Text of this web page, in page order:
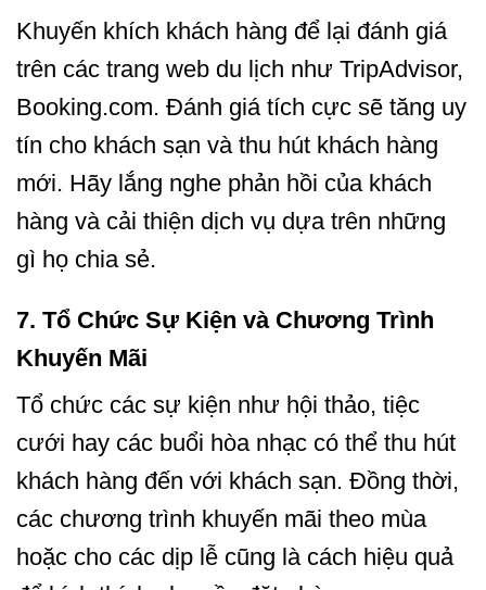
Khuyến khích khách hàng để lại đánh giá
trên các trang web du lịch như TripAdvisor,
Booking.com. Đánh giá tích cực sẽ tăng uy
tín cho khách sạn và thu hút khách hàng
mới. Hãy lắng nghe phản hồi của khách
hàng và cải thiện dịch vụ dựa trên những
gì họ chia sẻ.
7. Tổ Chức Sự Kiện và Chương Trình
Khuyến Mãi
Tổ chức các sự kiện như hội thảo, tiệc
cưới hay các buổi hòa nhạc có thể thu hút
khách hàng đến với khách sạn. Đồng thời,
các chương trình khuyến mãi theo mùa
hoặc cho các dịp lễ cũng là cách hiệu quả